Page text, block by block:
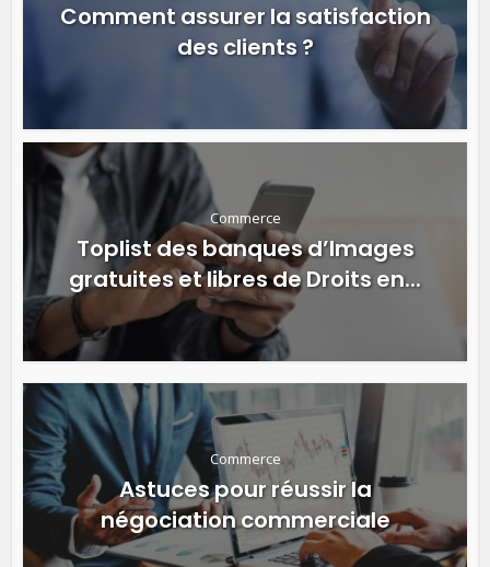
Comment assurer la satisfaction
des clients ?
Commerce
Toplist des banques d’Images
gratuites et libres de Droits en...
Commerce
Astuces pour réussir la
négociation commerciale